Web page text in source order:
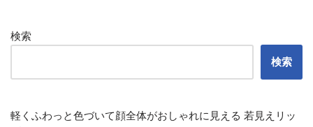
検索
検索
軽くふわっと色づいて顔全体がおしゃれに見える 若見えリッ